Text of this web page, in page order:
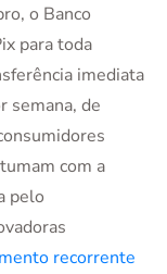
o Banco
para toda
imediata
semana, de
com a
pelo
recorrente